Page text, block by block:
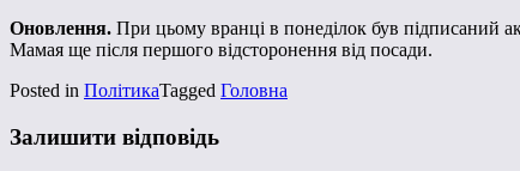
Оновлення. При цьому вранці в понеділок був підписаний
Мамая ще після першого відсторонення від посади.
Posted in ПолітикаTagged Головна
Залишити відповідь